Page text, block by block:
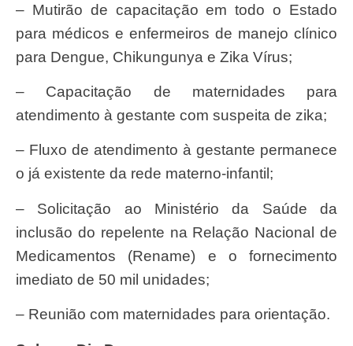
– Mutirão de capacitação em todo o Estado
para médicos e enfermeiros de manejo clínico
para Dengue, Chikungunya e Zika Vírus;
– Capacitação de maternidades para
atendimento à gestante com suspeita de zika;
– Fluxo de atendimento à gestante permanece
o já existente da rede materno-infantil;
– Solicitação ao Ministério da Saúde da
inclusão do repelente na Relação Nacional de
Medicamentos (Rename) e o fornecimento
imediato de 50 mil unidades;
– Reunião com maternidades para orientação.